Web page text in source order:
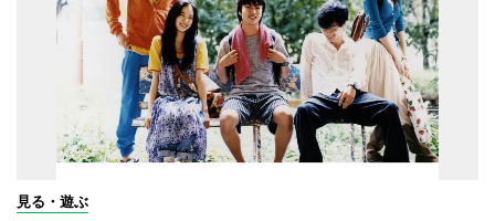
見る・遊ぶ